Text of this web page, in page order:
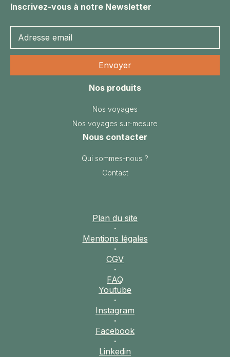
Prix et
dates
Inscrivez-vous à notre Newsletter
Nos produits
Nos voyages
Nos voyages sur-mesure
Nous contacter
Qui sommes-nous ?
Contact
Plan du site
·
Mentions légales
·
CGV
·
FAQ
Youtube
·
Instagram
·
Facebook
·
Linkedin